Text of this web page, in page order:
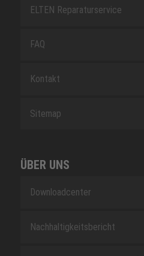
ELTEN Reparaturservice
FAQ
Kontakt
Sitemap
ÜBER UNS
Downloadcenter
Nachhaltigkeitsbericht